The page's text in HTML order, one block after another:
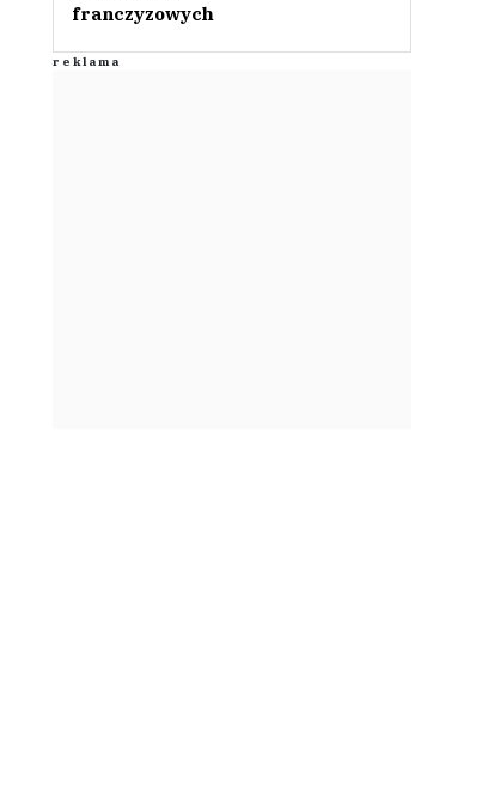
franczyzowych